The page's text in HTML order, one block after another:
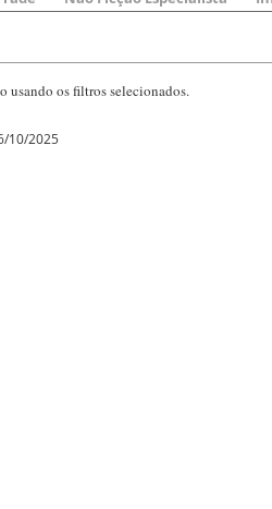
os filtros selecionados.
10/2025